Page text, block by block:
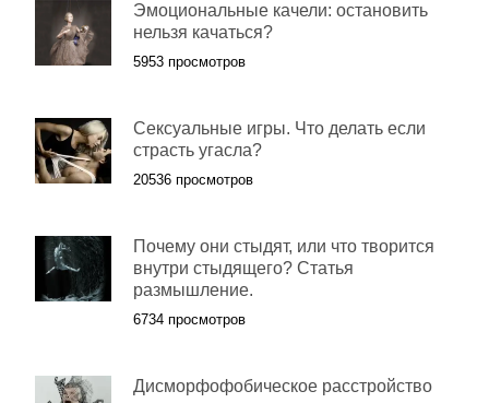
Эмоциональные качели: остановить
нельзя качаться?
5953 просмотров
Сексуальные игры. Что делать если
страсть угасла?
20536 просмотров
Почему они стыдят, или что творится
внутри стыдящего? Статья
размышление.
6734 просмотров
Дисморфофобическое расстройство